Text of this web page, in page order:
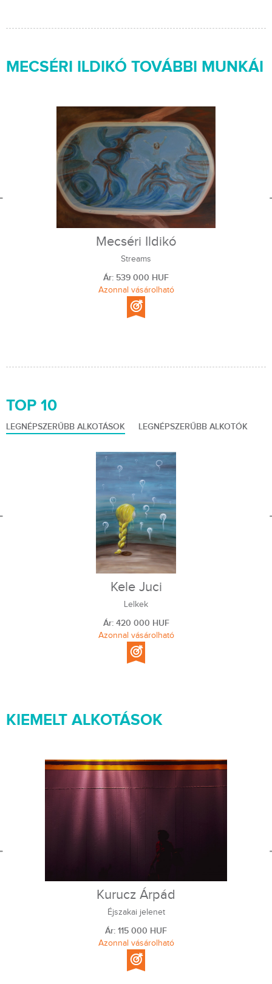
MECSÉRI ILDIKÓ TOVÁBBI MUNKÁI
Mecséri Ildikó
Streams
Ár: 539 000 HUF
Azonnal vásárolható
TOP 10
LEGNÉPSZERŰBB ALKOTÁSOK LEGNÉPSZERŰBB ALKOTÓK
Kele Juci
Lelkek
Ár: 420 000 HUF
Azonnal vásárolható
KIEMELT ALKOTÁSOK
Kurucz Árpád
Éjszakai jelenet
Ár: 115 000 HUF
Azonnal vásárolható